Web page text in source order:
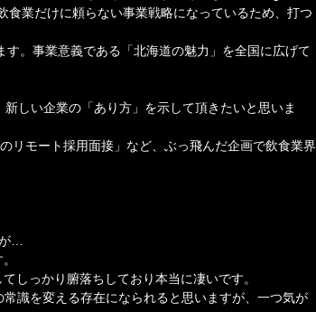
業だけに頼らない事業戦略になっているため、打つ
。事業意義である「北海道の魅力」を全国に広げて
しい企業の「あり方」を示して頂きたいと思いま
リモート採用面接」など、ぶっ飛んだ企画で飲食業界
…
しっかり腑落ちしており本当に凄いです。
識を変える存在になられると思いますが、一つ気が